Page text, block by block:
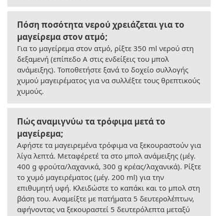
Πόση ποσότητα νερού χρειάζεται για το
μαγείρεμα στον ατμό;
Για το μαγείρεμα στον ατμό, ρίξτε 350 ml νερού στη
δεξαμενή (επίπεδο A στις ενδείξεις του μπολ
ανάμειξης). Τοποθετήστε ξανά το δοχείο συλλογής
χυμού μαγειρέματος για να συλλέξτε τους θρεπτικούς
χυμούς.
Πώς αναμιγνύω τα τρόφιμα μετά το
μαγείρεμα;
Αφήστε τα μαγειρεμένα τρόφιμα να ξεκουραστούν για
λίγα λεπτά. Μεταφέρετέ τα στο μπολ ανάμειξης (μέγ.
400 g φρούτα/λαχανικά, 300 g κρέας/λαχανικά). Ρίξτε
το χυμό μαγειρέματος (μέγ. 200 ml) για την
επιθυμητή υφή. Κλειδώστε το καπάκι και το μπολ στη
βάση του. Αναμείξτε με πατήματα 5 δευτερολέπτων,
αφήνοντας να ξεκουραστεί 5 δευτερόλεπτα μεταξύ